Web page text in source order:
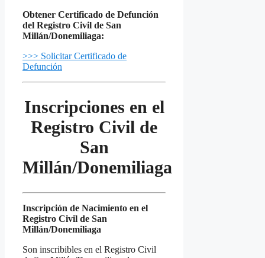
Obtener Certificado de Defunción
del Registro Civil de San
Millán/Donemiliaga:
>>> Solicitar Certificado de
Defunción
Inscripciones en el
Registro Civil de
San
Millán/Donemiliaga
Inscripción de Nacimiento en el
Registro Civil de San
Millán/Donemiliaga
Son inscribibles en el Registro Civil